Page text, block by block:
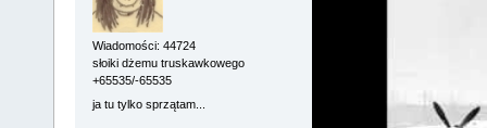
Wiadomości: 44724
słoiki dżemu truskawkowego
+65535/-65535
ja tu tylko sprzątam...